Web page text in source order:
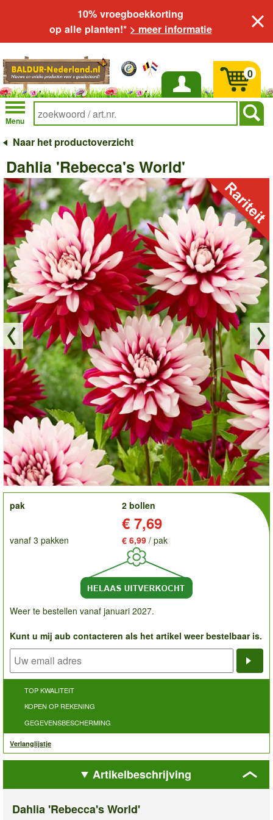
10% vroegboekkorting
op alle planten!* > meer informatie
Inloggen
Menu
0
Naar het productoverzicht
Dahlia 'Rebecca's World'
order
pak
2 bollen
€ 7,69
vanaf 3 pakken € 6,99 / pak
Weer te bestellen vanaf januari 2027.
Kunt u mij aub contacteren als het artikel weer bestelbaar is.
TOP KWALITEIT
KOPEN OP REKENING
GEGEVENSBESCHERMING
Verlanglijstje
Artikelbeschrijving
Dahlia 'Rebecca's World'